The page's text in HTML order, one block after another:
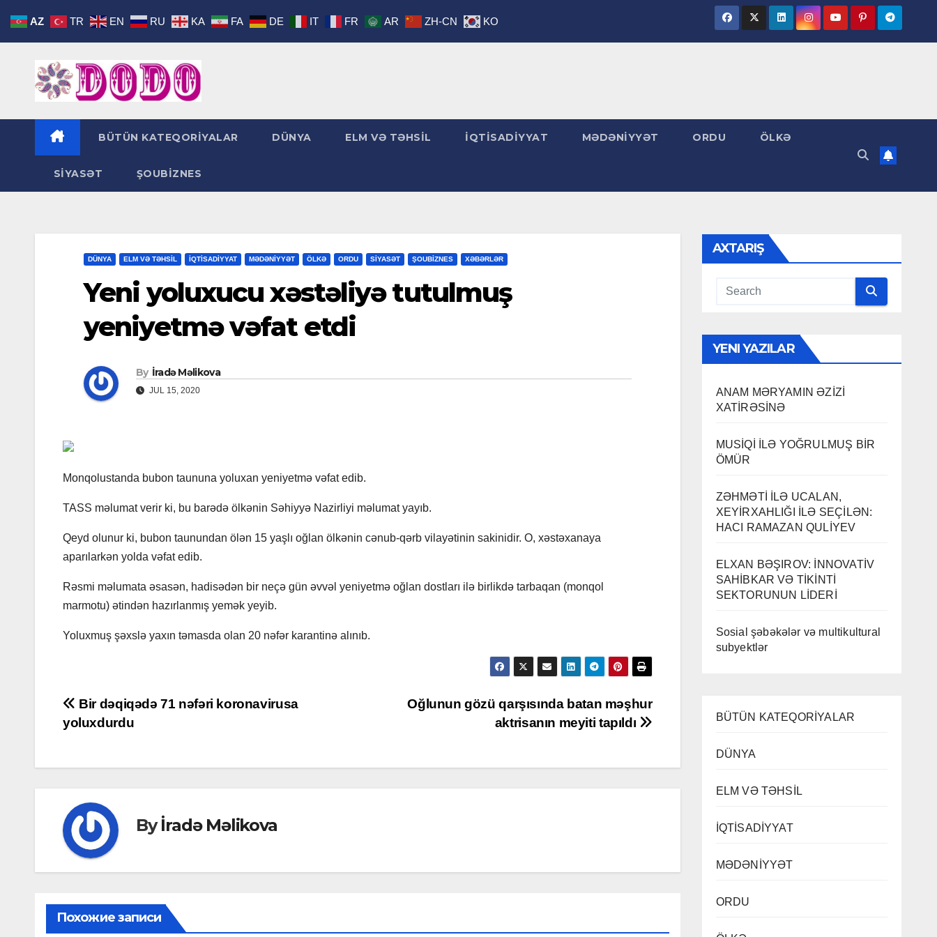
BÜTÜN KATEQORİYALAR DÜNYA ELM VƏ TƏHSİL İQTİSADİYYAT MƏDƏNİYYƏT ORDU ÖLKƏ
SİYASƏT ŞOUBİZNES
DÜNYA ELM VƏ TƏHSİL İQTİSADİYYAT MƏDƏNİYYƏT ÖLKƏ ORDU SİYASƏT ŞOUBİZNES XƏBƏRLƏR
Yeni yoluxucu xəstəliyə tutulmuş
yeniyetmə vəfat etdi
By İradə Məlikova
JUL 15, 2020
Monqolustanda bubon taununa yoluxan yeniyetmə vəfat edib.
TASS məlumat verir ki, bu barədə ölkənin Səhiyyə Nazirliyi məlumat yayıb.
Qeyd olunur ki, bubon taunundan ölən 15 yaşlı oğlan ölkənin cənub-qərb vilayətinin sakinidir. O, xəstəxanaya
aparılarkən yolda vəfat edib.
Rəsmi məlumata əsasən, hadisədən bir neçə gün əvvəl yeniyetmə oğlan dostları ilə birlikdə tarbaqan (monqol
marmotu) ətindən hazırlanmış yemək yeyib.
Yoluxmuş şəxslə yaxın təmasda olan 20 nəfər karantinə alınıb.
Post
navigation
Oğlunun gözü qarşısında batan məşhur
aktrisanın meyiti tapıldı
Bir dəqiqədə 71 nəfəri koronavirusa
yoluxdurdu
Byİradə Məlikova
Похожие записи
MAHNILAR MƏDƏNİYYƏT MƏDƏNİYYƏT
AXTARIŞ
YENI YAZILAR
ANAM MƏRYAMIN ƏZİZİ
XATİRƏSİNƏ
MUSİQİ İLƏ YOĞRULMUŞ BİR
ÖMÜR
ZƏHMƏTİ İLƏ UCALAN,
XEYİRXAHLIĞI İLƏ SEÇİLƏN:
HACI RAMAZAN QULİYEV
ELXAN BƏŞIROV: İNNOVATİV
SAHİBKAR VƏ TİKİNTİ
SEKTORUNUN LİDERİ
Sosial şəbəkələr və multikultural
subyektlər
BÜTÜN KATEQORİYALAR
DÜNYA
ELM VƏ TƏHSİL
İQTİSADİYYAT
MƏDƏNİYYƏT
ORDU
AZ TR EN RU KA FA DE IT FR AR ZH-CN KO